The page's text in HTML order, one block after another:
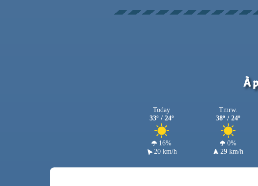
À
Today
33º / 24º
16%
20 km/h
Tmrw.
38º / 24º
0%
29 km/h